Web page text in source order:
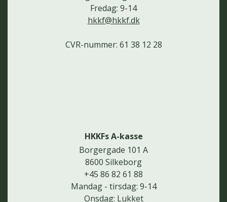
Fredag: 9-14
hkkf@hkkf.dk
CVR-nummer: 61 38 12 28
HKKFs A-kasse
Borgergade 101 A
8600 Silkeborg
+45 86 82 61 88
Mandag - tirsdag: 9-14
Onsdag: Lukket